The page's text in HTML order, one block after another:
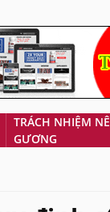
TRÁCH NHIỆM
GƯƠNG